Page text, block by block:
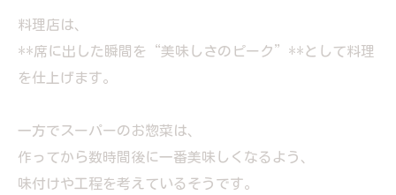
料理店は、
**席に出した瞬間を“美味しさのピーク”**として料理
を仕上げます。
一方でスーパーのお惣菜は、
作ってから数時間後に一番美味しくなるよう、
味付けや工程を考えているそうです。